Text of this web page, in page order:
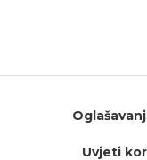
Uvjeti